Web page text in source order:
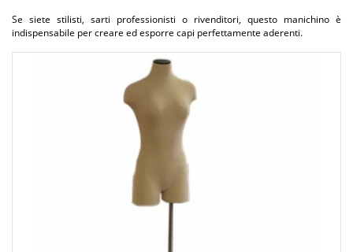
Se siete stilisti, sarti professionisti o rivenditori, questo manichino è
indispensabile per creare ed esporre capi perfettamente aderenti.